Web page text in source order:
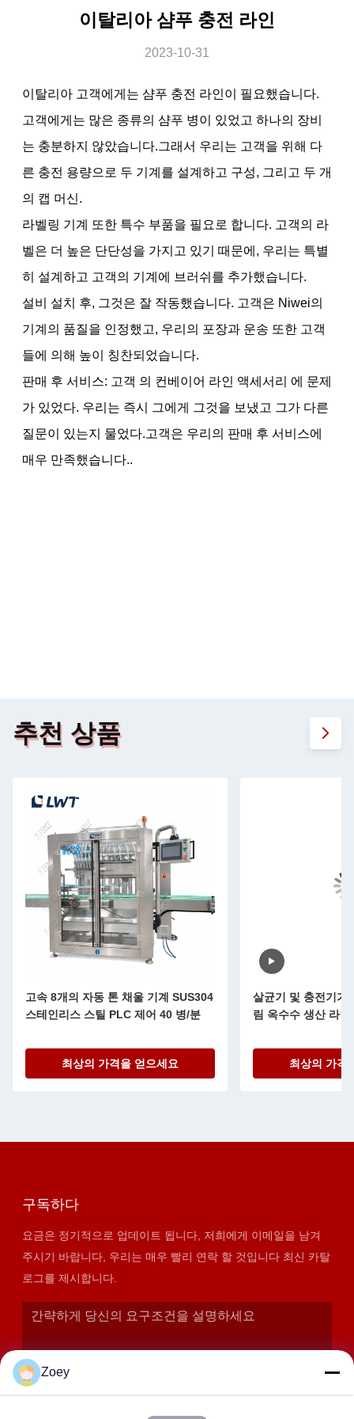
이탈리아 샴푸 충전 라인
2023-10-31
이탈리아 고객에게는 샴푸 충전 라인이 필요했습니다.
고객에게는 많은 종류의 샴푸 병이 있었고 하나의 장비
는 충분하지 않았습니다.그래서 우리는 고객을 위해 다
른 충전 용량으로 두 기계를 설계하고 구성, 그리고 두 개
의 캡 머신.
라벨링 기계 또한 특수 부품을 필요로 합니다. 고객의 라
벨은 더 높은 단단성을 가지고 있기 때문에, 우리는 특별
히 설계하고 고객의 기계에 브러쉬를 추가했습니다.
설비 설치 후, 그것은 잘 작동했습니다. 고객은 Niwei의
기계의 품질을 인정했고, 우리의 포장과 운송 또한 고객
들에 의해 높이 칭찬되었습니다.
판매 후 서비스: 고객 의 컨베이어 라인 액세서리 에 문제
가 있었다. 우리는 즉시 그에게 그것을 보냈고 그가 다른
질문이 있는지 물었다.고객은 우리의 판매 후 서비스에
매우 만족했습니다..
추천 상품
고속 8개의 자동 톤 채울 기계 SUS304
스테인리스 스틸 PLC 제어 40 병/분
최상의 가격을 얻으세요
살균기 및 충전기가
림 옥수수 생산 라인
최상의 가격
구독하다
요금은 정기적으로 업데이트 됩니다, 저희에게 이메일을 남겨
주시기 바랍니다, 우리는 매우 빨리 연락 할 것입니다 최신 카탈
로그를 제시합니다.
Zoey